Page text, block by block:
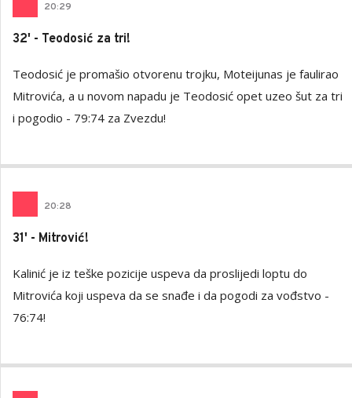
20:29
32' - Teodosić za tri!
Teodosić je promašio otvorenu trojku, Moteijunas je faulirao
Mitrovića, a u novom napadu je Teodosić opet uzeo šut za tri
i pogodio - 79:74 za Zvezdu!
20:28
31' - Mitrović!
Kalinić je iz teške pozicije uspeva da proslijedi loptu do
Mitrovića koji uspeva da se snađe i da pogodi za vođstvo -
76:74!